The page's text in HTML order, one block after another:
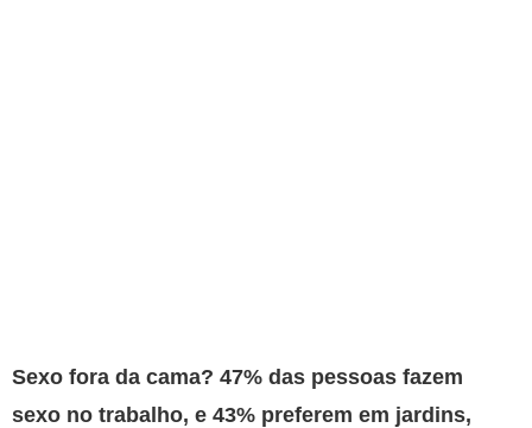
Sexo fora da cama? 47% das pessoas fazem
sexo no trabalho, e 43% preferem em jardins,